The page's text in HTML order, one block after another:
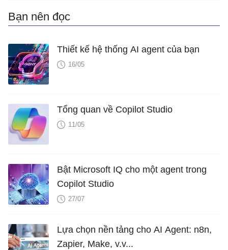
Bạn nên đọc
Thiết kế hệ thống AI agent của bạn
16/05
Tổng quan về Copilot Studio
11/05
Bật Microsoft IQ cho một agent trong
Copilot Studio
27/07
Lựa chọn nền tảng cho AI Agent: n8n,
Zapier, Make, v.v...